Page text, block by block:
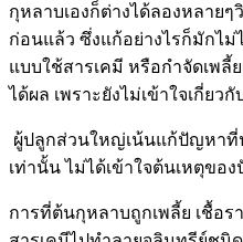
กุหลาบเองก็ต่างได้ลองหลายๆ
ก่อนแล้ว ซึ่งแก้อย่างไรก็มักไม่
แบบใช้สารเคมี หรือกำจัดเพ
ได้ผล เพราะยังไม่เข้าใจเกี่ย
ผู้ปลูกส่วนใหญ่เน้นแก้ปัญหาที่
เท่านั้น ไม่ได้เข้าใจต้นเหตุขอ
การที่ต้นกุหลาบถูกเพลี้ย เชื้อร